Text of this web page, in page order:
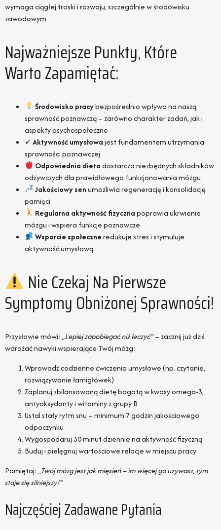
wymaga ciągłej troski i rozwoju, szczególnie w środowisku
zawodowym.
Najważniejsze Punkty, Które
Warto Zapamiętać:
Środowisko pracybezpośrednio wpływa na naszą
sprawność poznawczą – zarówno charakter zadań, jak i
aspekty psychospołeczne
✓ Aktywność umysłowajest fundamentem utrzymania
sprawności poznawczej
Odpowiednia dietadostarcza niezbędnych składników
odżywczych dla prawidłowego funkcjonowania mózgu
Jakościowy senumożliwia regenerację i konsolidację
pamięci
Regularna aktywność fizycznapoprawia ukrwienie
mózgu i wspiera funkcje poznawcze
Wsparcie społeczneredukuje stres i stymuluje
aktywność umysłową
Nie Czekaj Na Pierwsze
Symptomy Obniżonej Sprawności!
Przysłowie mówi: „Lepiej zapobiegać niż leczyć”– zacznij już dziś
wdrażać nawyki wspierające Twój mózg:
Wprowadź codzienne ćwiczenia umysłowe (np. czytanie,
rozwiązywanie łamigłówek)
Zaplanuj zbilansowaną dietę bogatą w kwasy omega-3,
antyoksydanty i witaminy z grupy B
Ustal stały rytm snu – minimum 7 godzin jakościowego
odpoczynku
Wygospodaruj 30 minut dziennie na aktywność fizyczną
Buduj i pielęgnuj wartościowe relacje w miejscu pracy
Pamiętaj: „Twój mózg jest jak mięsień – im więcej go używasz, tym
staje się silniejszy!”
Najczęściej Zadawane Pytania